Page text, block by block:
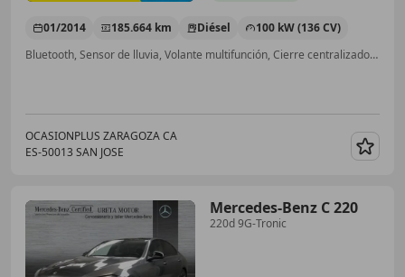
01/2014 185.664 km Diésel
100 kW (136 CV)
Bluetooth, Sensor de lluvia, Volante multifunción, Cierre centralizado, Elevalunas eléctrico, Airbags laterales, ABS, Climatizador automático
OCASIONPLUS ZARAGOZA CA
ES-50013 SAN JOSE
Mercedes-Benz C 220
220d 9G-Tronic